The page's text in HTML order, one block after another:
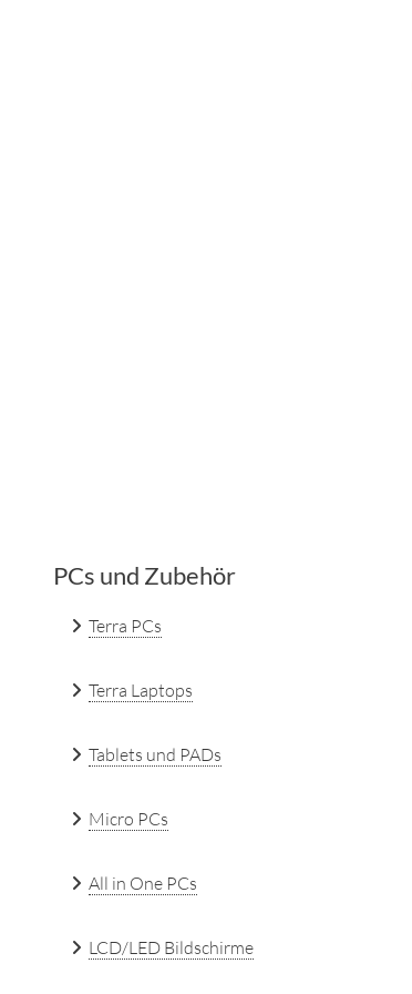
PCs und Zubehör
Terra PCs
Terra Laptops
Tablets und PADs
Micro PCs
All in One PCs
LCD/LED Bildschirme